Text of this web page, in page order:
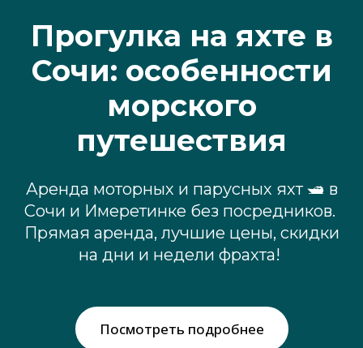
Прогулка на яхте в
Сочи: особенности
морского
путешествия
Аренда моторных и парусных яхт 🛥 в
Сочи и Имеретинке без посредников.
Прямая аренда, лучшие цены, скидки
на дни и недели фрахта!
Посмотреть подробнее